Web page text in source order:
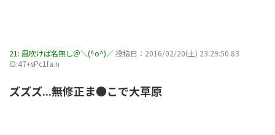
21: 風吹けば名無し＠＼(^o^)／投稿日：2016/02/20(土) 23:29:50.83
ID:47+sPc1fa.n
ズズズ...無修正ま●こで大草原